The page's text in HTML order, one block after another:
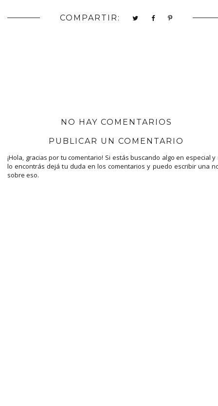
COMPARTIR:
NO HAY COMENTARIOS
PUBLICAR UN COMENTARIO
¡Hola, gracias por tu comentario! Si estás buscando algo en especial y
lo encontrás dejá tu duda en los comentarios y puedo escribir una
sobre eso.